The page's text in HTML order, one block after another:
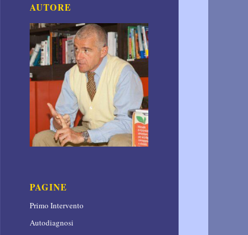
AUTORE
PAGINE
Primo Intervento
Autodiagnosi